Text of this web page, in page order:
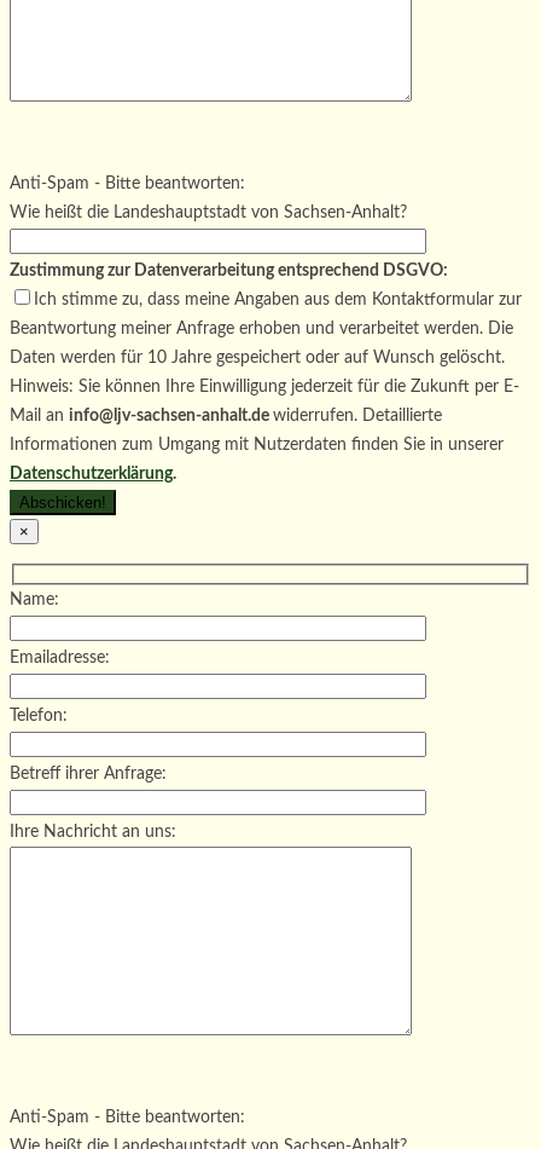
Bitte lasse dieses Feld leer.
Anti-Spam - Bitte beantworten:
Wie heißt die Landeshauptstadt von Sachsen-Anhalt?
Zustimmung zur Datenverarbeitung entsprechend DSGVO:
Ich stimme zu, dass meine Angaben aus dem Kontaktformular zur
Beantwortung meiner Anfrage erhoben und verarbeitet werden. Die
Daten werden für 10 Jahre gespeichert oder auf Wunsch gelöscht.
Hinweis: Sie können Ihre Einwilligung jederzeit für die Zukunft per E-
Mail an info@ljv-sachsen-anhalt.de widerrufen. Detaillierte
Informationen zum Umgang mit Nutzerdaten finden Sie in unserer
Datenschutzerklärung.
×
Name:
Emailadresse:
Telefon:
Betreff ihrer Anfrage:
Ihre Nachricht an uns:
Bitte lasse dieses Feld leer.
Anti-Spam - Bitte beantworten: